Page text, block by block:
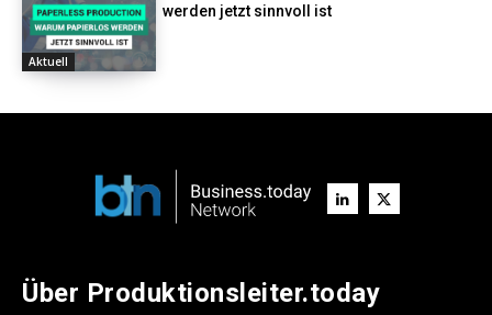
Aktuell
werden jetzt sinnvoll ist
Über Produktionsleiter.today